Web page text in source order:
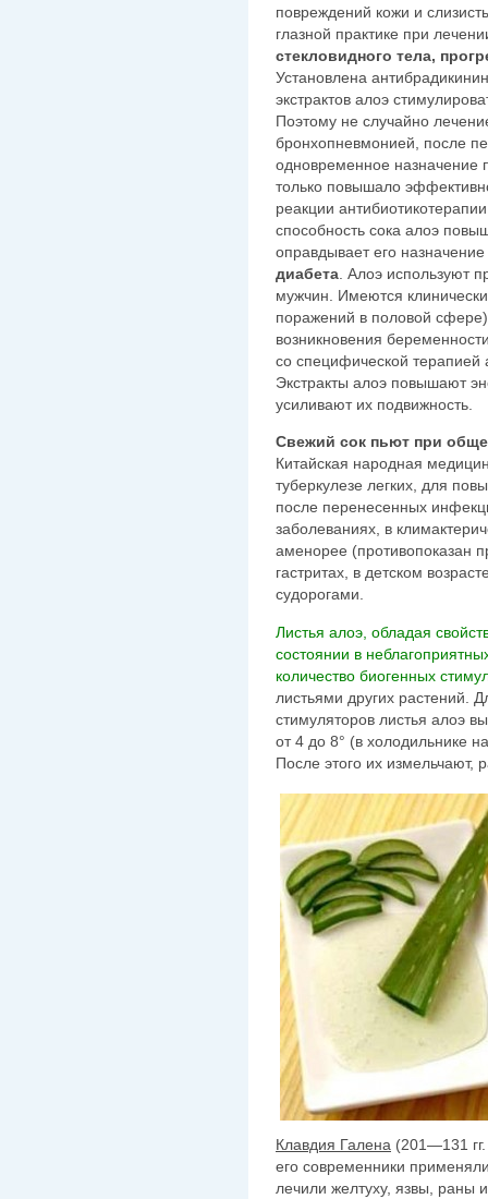
повреждений кожи и
глазной практике при
стекловидного тела,
Установлена
экстрактов алоэ
Поэтому не случайно
бронхопневмонией, после
одновременное назначение
только повышало
реакции
способность сока алоэ
оправдывает его
диабета . Алоэ используют
мужчин. Имеются
поражений в половой
возникновения
со специфической
Экстракты алоэ повышают
усиливают их подвижность.
Свежий сок пьют при
Китайская народная
туберкулезе легких, для
после перенесенных
заболеваниях, в
аменорее (противопоказан
гастритах, в детском
судорогами.
Листья алоэ, обладая
состоянии в
количество биогенных
листьями других растений.
стимуляторов листья алоэ
от 4 до 8° (в холодильнике
После этого их измельчают,
Клавдия Галена (201—131
его современники
лечили желтуху, язвы, раны